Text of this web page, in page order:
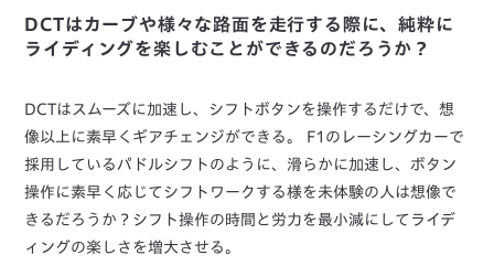
DCTはカーブや様々な路面を走行する際に、純粋に
ライディングを楽しむことができるのだろうか？
DCTはスムーズに加速し、シフトボタンを操作するだけで、想
像以上に素早くギアチェンジができる。 F1のレーシングカーで
採用しているパドルシフトのように、滑らかに加速し、ボタン
操作に素早く応じてシフトワークする様を未体験の人は想像で
きるだろうか？シフト操作の時間と労力を最小減にしてライデ
ィングの楽しさを増大させる。